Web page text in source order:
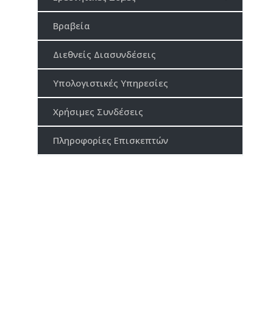
Βραβεία
Διεθνείς Διασυνδέσεις
Υπολογιστικές Υπηρεσίες
Χρήσιμες Συνδέσεις
Πληροφορίες Επισκεπτών